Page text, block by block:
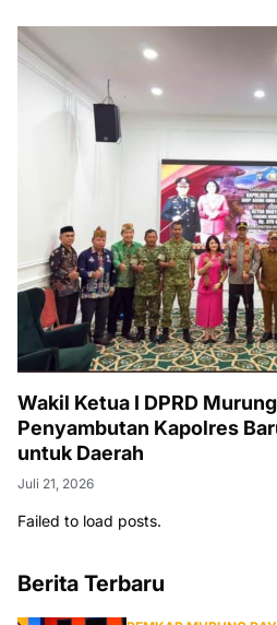
Wakil Ketua I DPRD
Penyambutan Kapolres
untuk Daerah
Juli 21, 2026
Failed to load posts.
Berita Terbaru